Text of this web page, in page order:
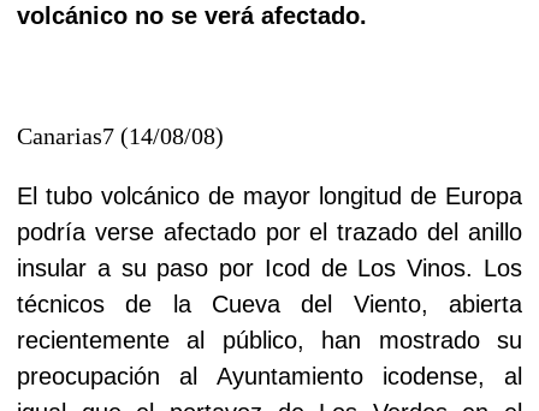
volcánico no se verá afectado.
Canarias7 (14/08/08)
El tubo volcánico de mayor longitud de Europa
podría verse afectado por el trazado del anillo
insular a su paso por Icod de Los Vinos. Los
técnicos de la Cueva del Viento, abierta
recientemente al público, han mostrado su
preocupación al Ayuntamiento icodense, al